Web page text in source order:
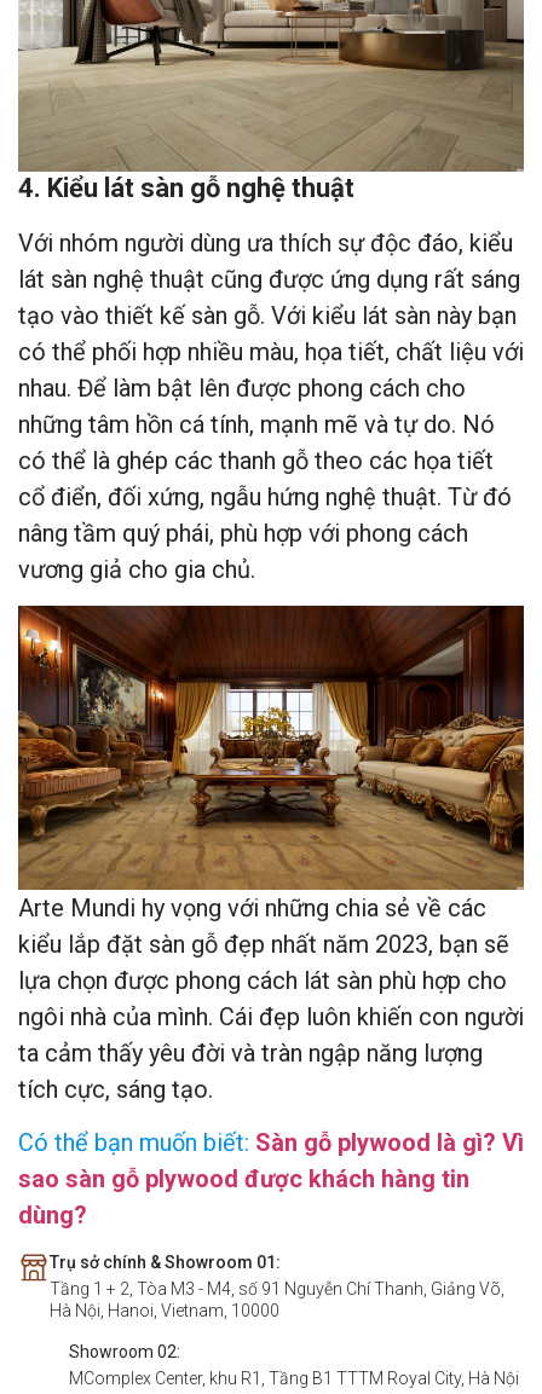
4. Kiểu lát sàn gỗ nghệ thuật
Với nhóm người dùng ưa thích sự độc đáo, kiểu
lát sàn nghệ thuật cũng được ứng dụng rất sáng
tạo vào thiết kế sàn gỗ. Với kiểu lát sàn này bạn
có thể phối hợp nhiều màu, họa tiết, chất liệu với
nhau. Để làm bật lên được phong cách cho
những tâm hồn cá tính, mạnh mẽ và tự do. Nó
có thể là ghép các thanh gỗ theo các họa tiết
cổ điển, đối xứng, ngẫu hứng nghệ thuật. Từ đó
nâng tầm quý phái, phù hợp với phong cách
vương giả cho gia chủ.
Arte Mundi hy vọng với những chia sẻ về các
kiểu lắp đặt sàn gỗ đẹp nhất năm 2023, bạn sẽ
lựa chọn được phong cách lát sàn phù hợp cho
ngôi nhà của mình. Cái đẹp luôn khiến con người
ta cảm thấy yêu đời và tràn ngập năng lượng
tích cực, sáng tạo.
Có thể bạn muốn biết: Sàn gỗ plywood là gì? Vì
sao sàn gỗ plywood được khách hàng tin
dùng?
Trụ sở chính & Showroom 01:
Tầng 1 + 2, Tòa M3 - M4, số 91 Nguyễn Chí Thanh, Giảng Võ,
Hà Nội, Hanoi, Vietnam, 10000
Showroom 02:
MComplex Center, khu R1, Tầng B1 TTTM Royal City, Hà Nội